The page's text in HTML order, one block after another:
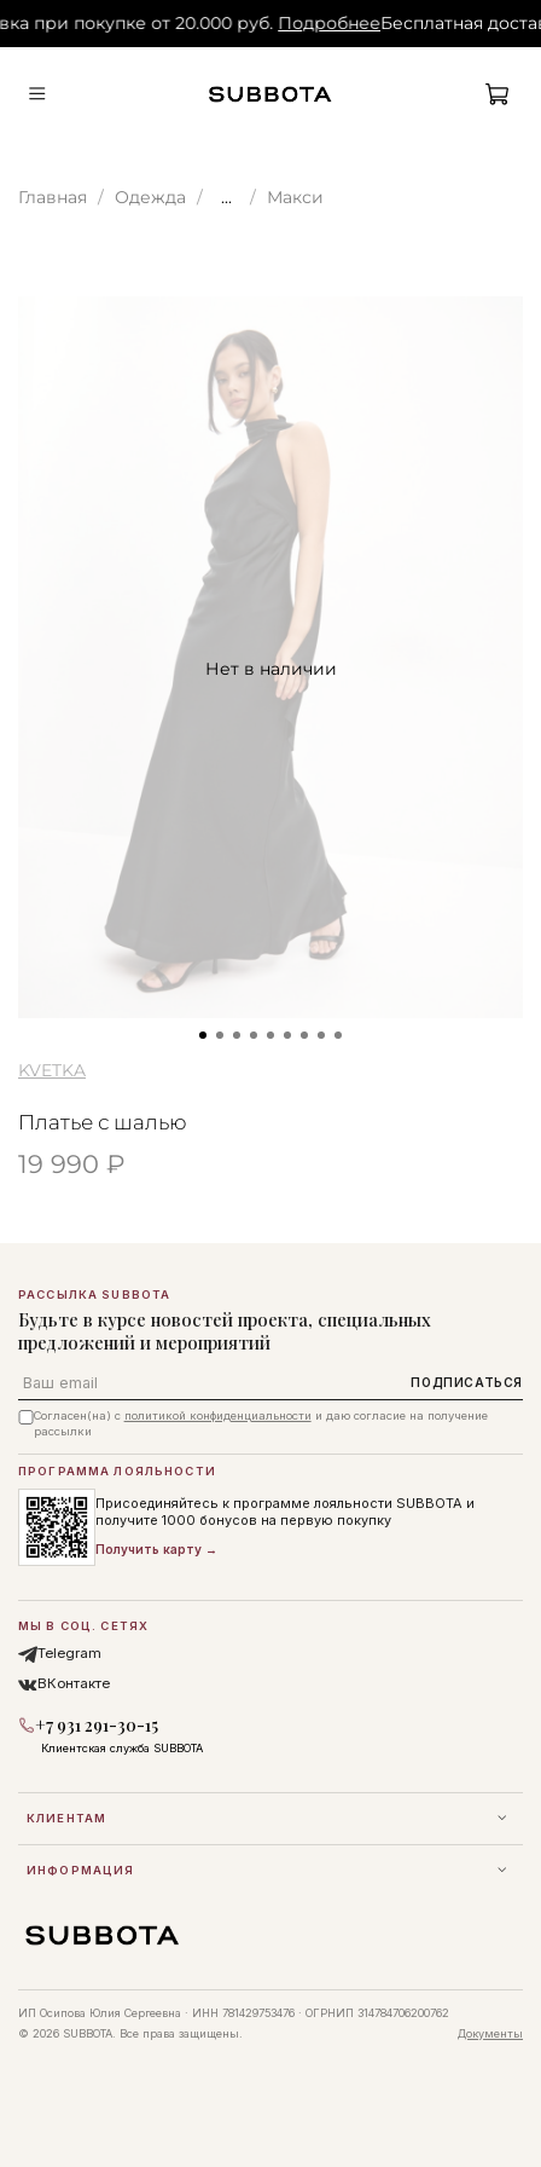
при покупке от 20.000 руб. ПодробнееБесплатная
Главная Одежда ... Макси
Нет в наличии
KVETKA
Платье с шалью
19 990 ₽
РАССЫЛКА SUBBOTA
Будьте в курсе новостей проекта, специальных
предложений и мероприятий
Email ПОДПИСАТЬСЯ
Согласен(на) с политикой конфиденциальности и даю согласие на получение
рассылки
КЛИЕНТАМ
ИНФОРМАЦИЯ
ПРОГРАММА ЛОЯЛЬНОСТИ
Присоединяйтесь к программе лояльности SUBBOTA и
получите 1000 бонусов на первую покупку
Получить карту →
МЫ В СОЦ. СЕТЯХ
Telegram
ВКонтакте
+7 931 291-30-15
Клиентская служба SUBBOTA
ИП Осипова Юлия Сергеевна · ИНН 781429753476 · ОГРНИП 314784706200762
© 2026 SUBBOTA. Все права защищены.
Документы